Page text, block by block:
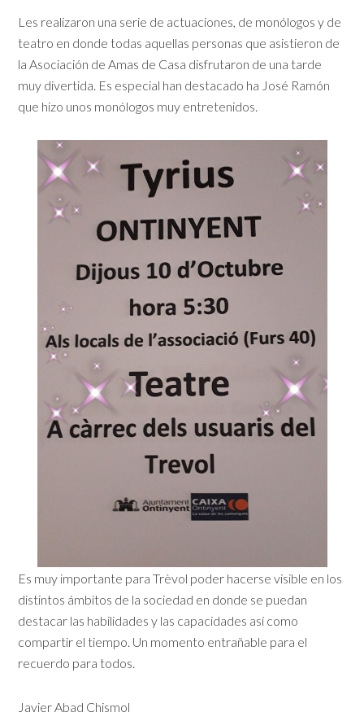
Les realizaron una serie de actuaciones, de monólogos y de
teatro en donde todas aquellas personas que asistieron de
la Asociación de Amas de Casa disfrutaron de una tarde
muy divertida. Es especial han destacado ha José Ramón
que hizo unos monólogos muy entretenidos.
Es muy importante para Trèvol poder hacerse visible en los
distintos ámbitos de la sociedad en donde se puedan
destacar las habilidades y las capacidades así como
compartir el tiempo. Un momento entrañable para el
recuerdo para todos.
Javier Abad Chismol